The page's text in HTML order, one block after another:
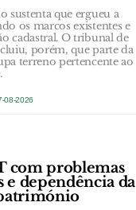
sustenta que ergueu a
os marcos existentes e
cadastral. O tribunal de
porém, que parte da
terreno pertencente ao
08-2026
com problemas
e dependência da